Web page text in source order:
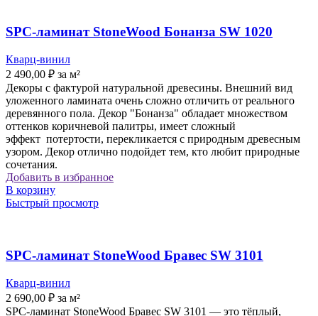
SPC-ламинат StoneWood Бонанза SW 1020
Кварц-винил
2 490,00 ₽ за м²
Декоры с фактурой натуральной древесины. Внешний вид
уложенного ламината очень сложно отличить от реального
деревянного пола. Декор "Бонанза" обладает множеством
оттенков коричневой палитры, имеет сложный
эффект потертости, перекликается с природным древесным
узором. Декор отлично подойдет тем, кто любит природные
сочетания.
Добавить в избранное
В корзину
Быстрый просмотр
SPC-ламинат StoneWood Бравес SW 3101
Кварц-винил
2 690,00 ₽ за м²
SPC-ламинат StoneWood Бравес SW 3101 — это тёплый,